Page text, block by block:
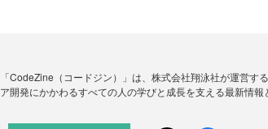
「CodeZine（コードジン）」は、株式会社翔泳社が運営
ア開発にかかわるすべての人の学びと成長を支える最新情報